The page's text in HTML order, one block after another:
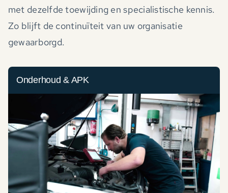
met dezelfde toewijding en specialistische kennis.
Zo blijft de continuïteit van uw organisatie
gewaarborgd.
Onderhoud & APK